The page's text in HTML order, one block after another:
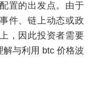
置的出发点。由于
件、链上动态或政
，因此投资者需要
与利用 btc 价格波